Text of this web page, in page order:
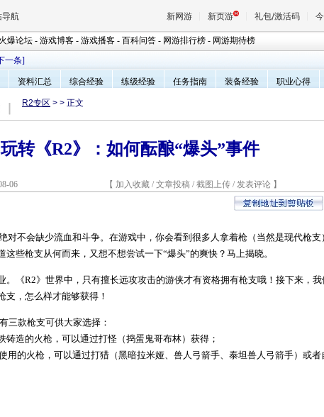
导航 新网游 新页游 礼包/激活码
火爆论坛 - 游戏博客 - 游戏播客 - 百科问答 - 网游排行榜 - 网游期待榜
一条]
资料汇总 综合经验 练级经验 任务指南 装备经验 职业心得
R2专区 > > 正文
玩转《R2》：如何酝酿“爆头”事件
08-06 【 加入收藏 / 文章投稿 / 截图上传 / 发表评论 】
对不会缺少流血和斗争。在游戏中，你会看到很多人拿着枪（当然是现代枪支
这些枪支从何而来，又想不想尝试一下“爆头”的爽快？马上揭晓。
。《R2》世界中，只有擅长远攻攻击的游侠才有资格拥有枪支哦！接下来，我
支，怎么样才能够获得！
三款枪支可供大家选择：
造的火枪，可以通过打怪（捣蛋鬼哥布林）获得；
火枪，可以通过打猎（黑暗拉米娅、兽人弓箭手、泰坦兽人弓箭手）或者